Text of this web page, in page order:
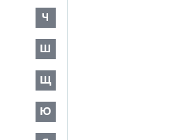
Ч
Ш
Щ
Ю